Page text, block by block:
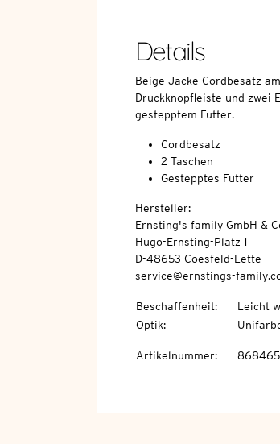
Details
Beige Jacke Cordbesatz
Druckknopfleiste und zwei
gestepptem Futter.
Cordbesatz
2 Taschen
Gestepptes Futter
Hersteller:
Ernsting's family GmbH &
Hugo-Ernsting-Platz 1
D-48653 Coesfeld-Lette
service@ernstings-
Beschaffenheit:
Leicht
Optik:
Artikelnummer: